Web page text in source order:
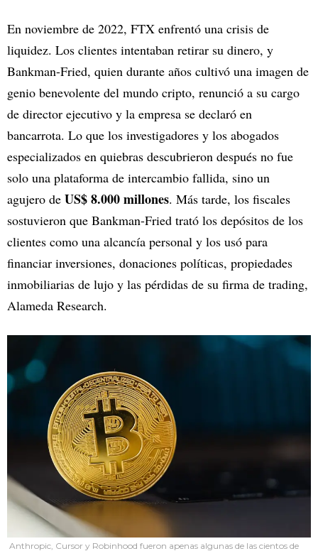
En noviembre de 2022, FTX enfrentó una crisis de
liquidez. Los clientes intentaban retirar su dinero, y
Bankman-Fried, quien durante años cultivó una imagen de
genio benevolente del mundo cripto, renunció a su cargo
de director ejecutivo y la empresa se declaró en
bancarrota. Lo que los investigadores y los abogados
especializados en quiebras descubrieron después no fue
solo una plataforma de intercambio fallida, sino un
agujero de US$ 8.000 millones. Más tarde, los fiscales
sostuvieron que Bankman-Fried trató los depósitos de los
clientes como una alcancía personal y los usó para
financiar inversiones, donaciones políticas, propiedades
inmobiliarias de lujo y las pérdidas de su firma de trading,
Alameda Research.
Anthropic, Cursor y Robinhood fueron apenas algunas de las cientos de